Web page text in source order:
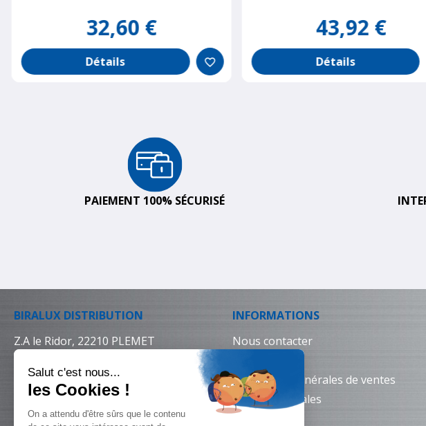
32,60 €
Détails favorite_border
43,92 €
Détails
PAIEMENT 100% SÉCURISÉ
BIRALUX DISTRIBUTION
Z.A le Ridor, 22210 PLEMET
INFORMATIONS
Nous contacter
Conditions générales de ventes
Mentions légales